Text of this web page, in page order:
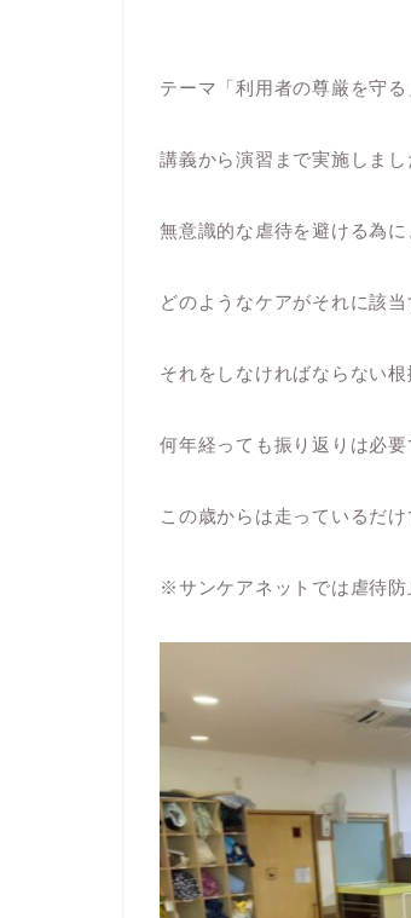
テーマ「利用者の尊厳を守る
講義から演習まで実施しまし
無意識的な虐待を避ける為
どのようなケアがそれに該
それをしなければならない
何年経っても振り返りは必要
この歳からは走っているだ
※サンケアネットでは虐待